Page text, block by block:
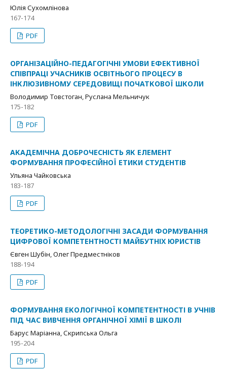
Юлія Сухомлінова
167-174
PDF
ОРГАНІЗАЦІЙНО-ПЕДАГОГІЧНІ УМОВИ ЕФЕКТИВНОЇ
СПІВПРАЦІ УЧАСНИКІВ ОСВІТНЬОГО ПРОЦЕСУ В
ІНКЛЮЗИВНОМУ СЕРЕДОВИЩІ ПОЧАТКОВОЇ ШКОЛИ
Володимир Товстоган, Руслана Мельничук
175-182
PDF
АКАДЕМІЧНА ДОБРОЧЕСНІСТЬ ЯК ЕЛЕМЕНТ
ФОРМУВАННЯ ПРОФЕСІЙНОЇ ЕТИКИ СТУДЕНТІВ
Ульяна Чайковська
183-187
PDF
ТЕОРЕТИКО-МЕТОДОЛОГІЧНІ ЗАСАДИ ФОРМУВАННЯ
ЦИФРОВОЇ КОМПЕТЕНТНОСТІ МАЙБУТНІХ ЮРИСТІВ
Євген Шубін, Олег Предместніков
188-194
PDF
ФОРМУВАННЯ ЕКОЛОГІЧНОЇ КОМПЕТЕНТНОСТІ В УЧНІВ
ПІД ЧАС ВИВЧЕННЯ ОРГАНІЧНОЇ ХІМІЇ В ШКОЛІ
Барус Маріанна, Скрипська Ольга
195-204
PDF